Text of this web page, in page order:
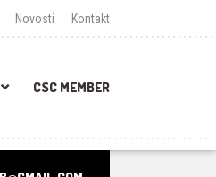
Novosti Kontakt
CSC MEMBER